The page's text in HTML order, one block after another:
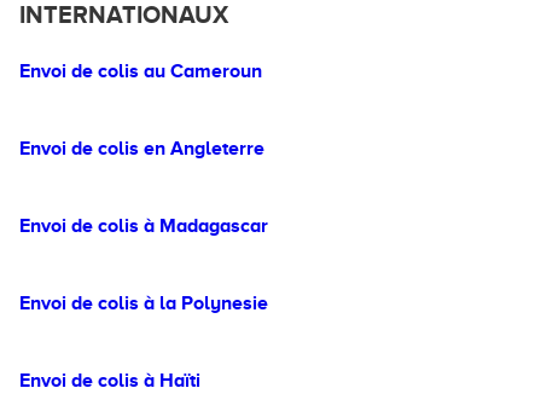
INTERNATIONAUX
Envoi de colis au Cameroun
Envoi de colis en Angleterre
Envoi de colis à Madagascar
Envoi de colis à la Polynesie
Envoi de colis à Haïti